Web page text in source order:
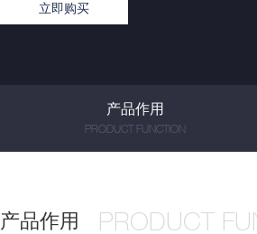
立即购买
产品作用
PRODUCT FUNCTION
产品作用 PRODUCT